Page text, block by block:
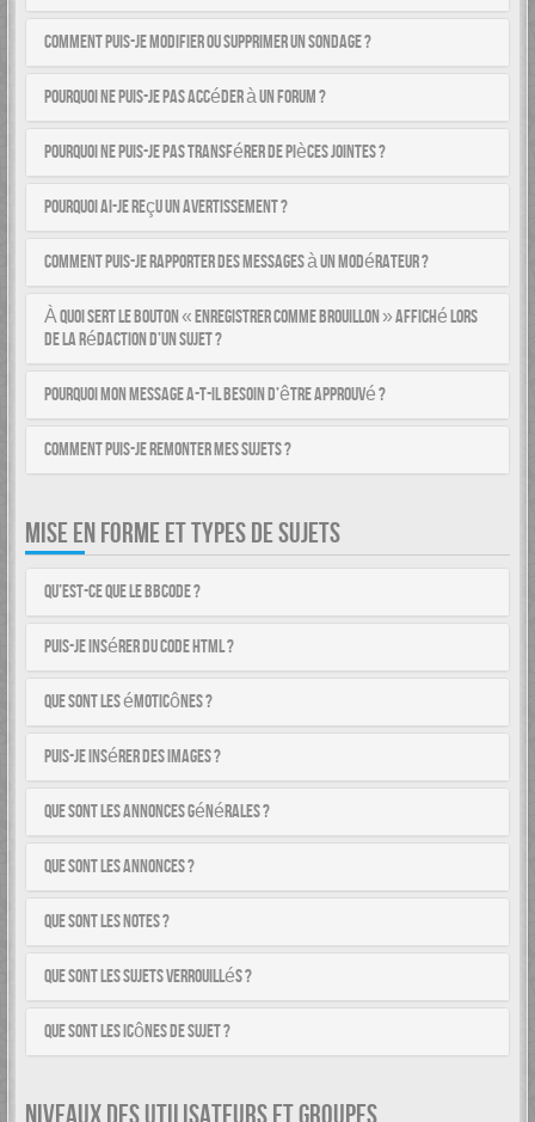
Comment puis-je modifier ou supprimer un sondage ?
Pourquoi ne puis-je pas accéder à un forum ?
Pourquoi ne puis-je pas transférer de pièces jointes ?
Pourquoi ai-je reçu un avertissement ?
Comment puis-je rapporter des messages à un modérateur ?
À quoi sert le bouton « Enregistrer comme brouillon » affiché lors
de la rédaction d’un sujet ?
Pourquoi mon message a-t-il besoin d’être approuvé ?
Comment puis-je remonter mes sujets ?
MISE EN FORME ET TYPES DE SUJETS
Qu’est-ce que le BBCode ?
Puis-je insérer du code HTML ?
Que sont les émoticônes ?
Puis-je insérer des images ?
Que sont les annonces générales ?
Que sont les annonces ?
Que sont les notes ?
Que sont les sujets verrouillés ?
Que sont les icônes de sujet ?